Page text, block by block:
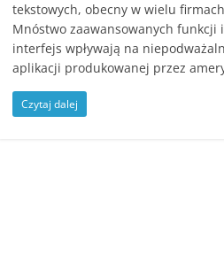
tekstowych, obecny w wielu
Mnóstwo zaawansowanych funkcji
interfejs wpływają na
aplikacji produkowanej przez
Czytaj dalej